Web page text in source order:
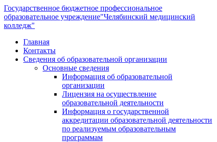
Государственное бюджетное профессиональное
образовательное учреждение"Челябинский медицинский
колледж"
Главная
Контакты
Сведения об образовательной организации
Основные сведения
Информация об образовательной
организации
Лицензия на осуществление
образовательной деятельности
Информация о государственной
аккредитации образовательной деятельности
по реализуемым образовательным
программам